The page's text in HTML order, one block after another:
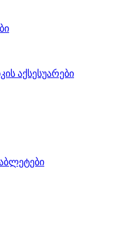
აქსესუარები